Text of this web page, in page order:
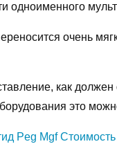
одноименного
очень
как
это
Peg Mgf